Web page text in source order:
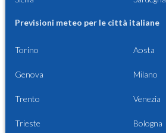
Previsioni meteo per le città italiane
Torino Aosta
Genova Milano
Trento Venezia
Trieste Bologna